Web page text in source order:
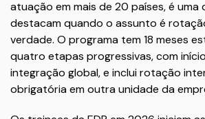
atuação em mais de 20 países, é uma
destacam quando o assunto é
verdade. O programa tem 18 meses
quatro etapas progressivas, com
integração global, e inclui rotação
obrigatória em outra unidade da